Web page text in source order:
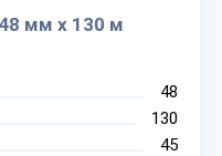
мм х 130 м
48
130
45